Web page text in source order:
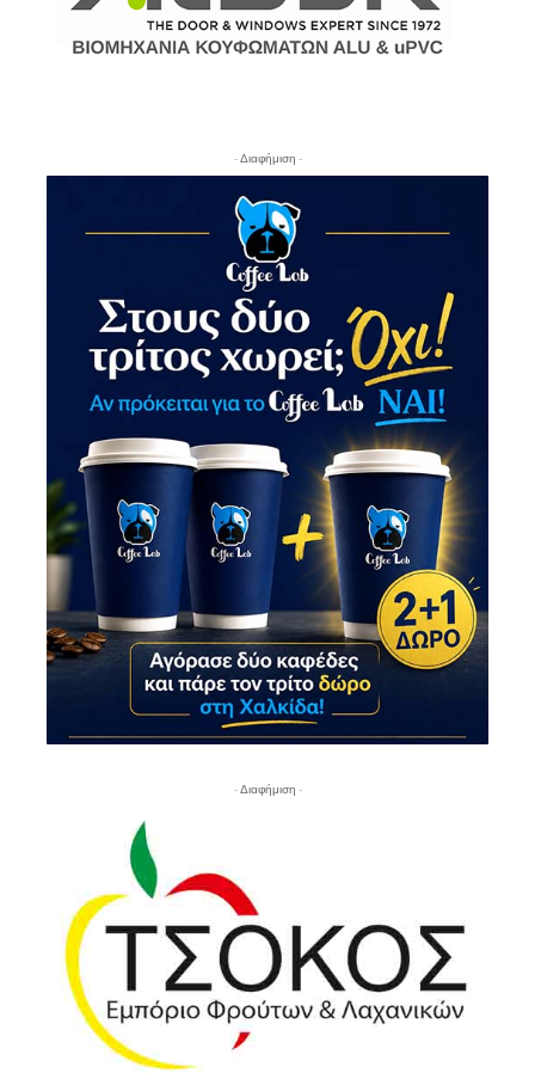
- Διαφήμιση -
- Διαφήμιση -